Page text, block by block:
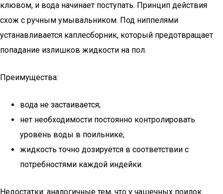
клювом, и вода начинает поступать. Принцип действия
схож с ручным умывальником. Под ниппелями
устанавливается каплесборник, который предотвращает
попадание излишков жидкости на пол.
Преимущества:
вода не застаивается;
нет необходимости постоянно контролировать
уровень воды в поильнике;
жидкость точно дозируется в соответствии с
потребностями каждой индейки.
Недостатки: аналогичные тем, что у чашечных поилок.